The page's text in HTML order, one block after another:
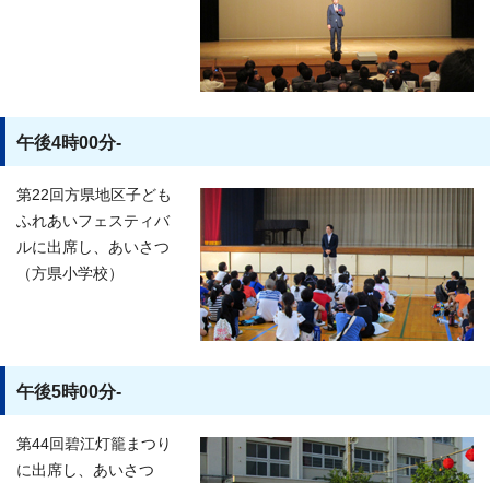
午後4時00分-
第22回方県地区子ども
ふれあいフェスティバ
ルに出席し、あいさつ
（方県小学校）
午後5時00分-
第44回碧江灯籠まつり
に出席し、あいさつ